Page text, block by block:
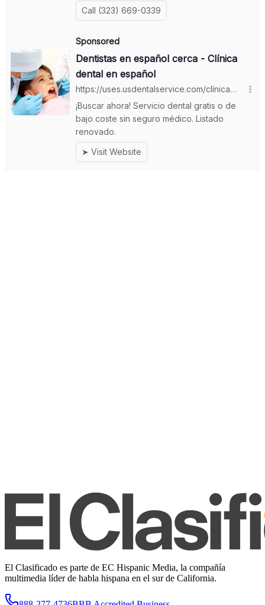
El Clasificado es parte de EC Hispanic Media, la compañía
multimedia líder de habla hispana en el sur de California.